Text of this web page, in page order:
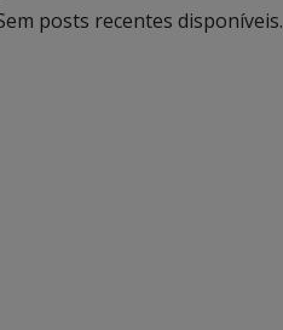
posts recentes disponíveis.